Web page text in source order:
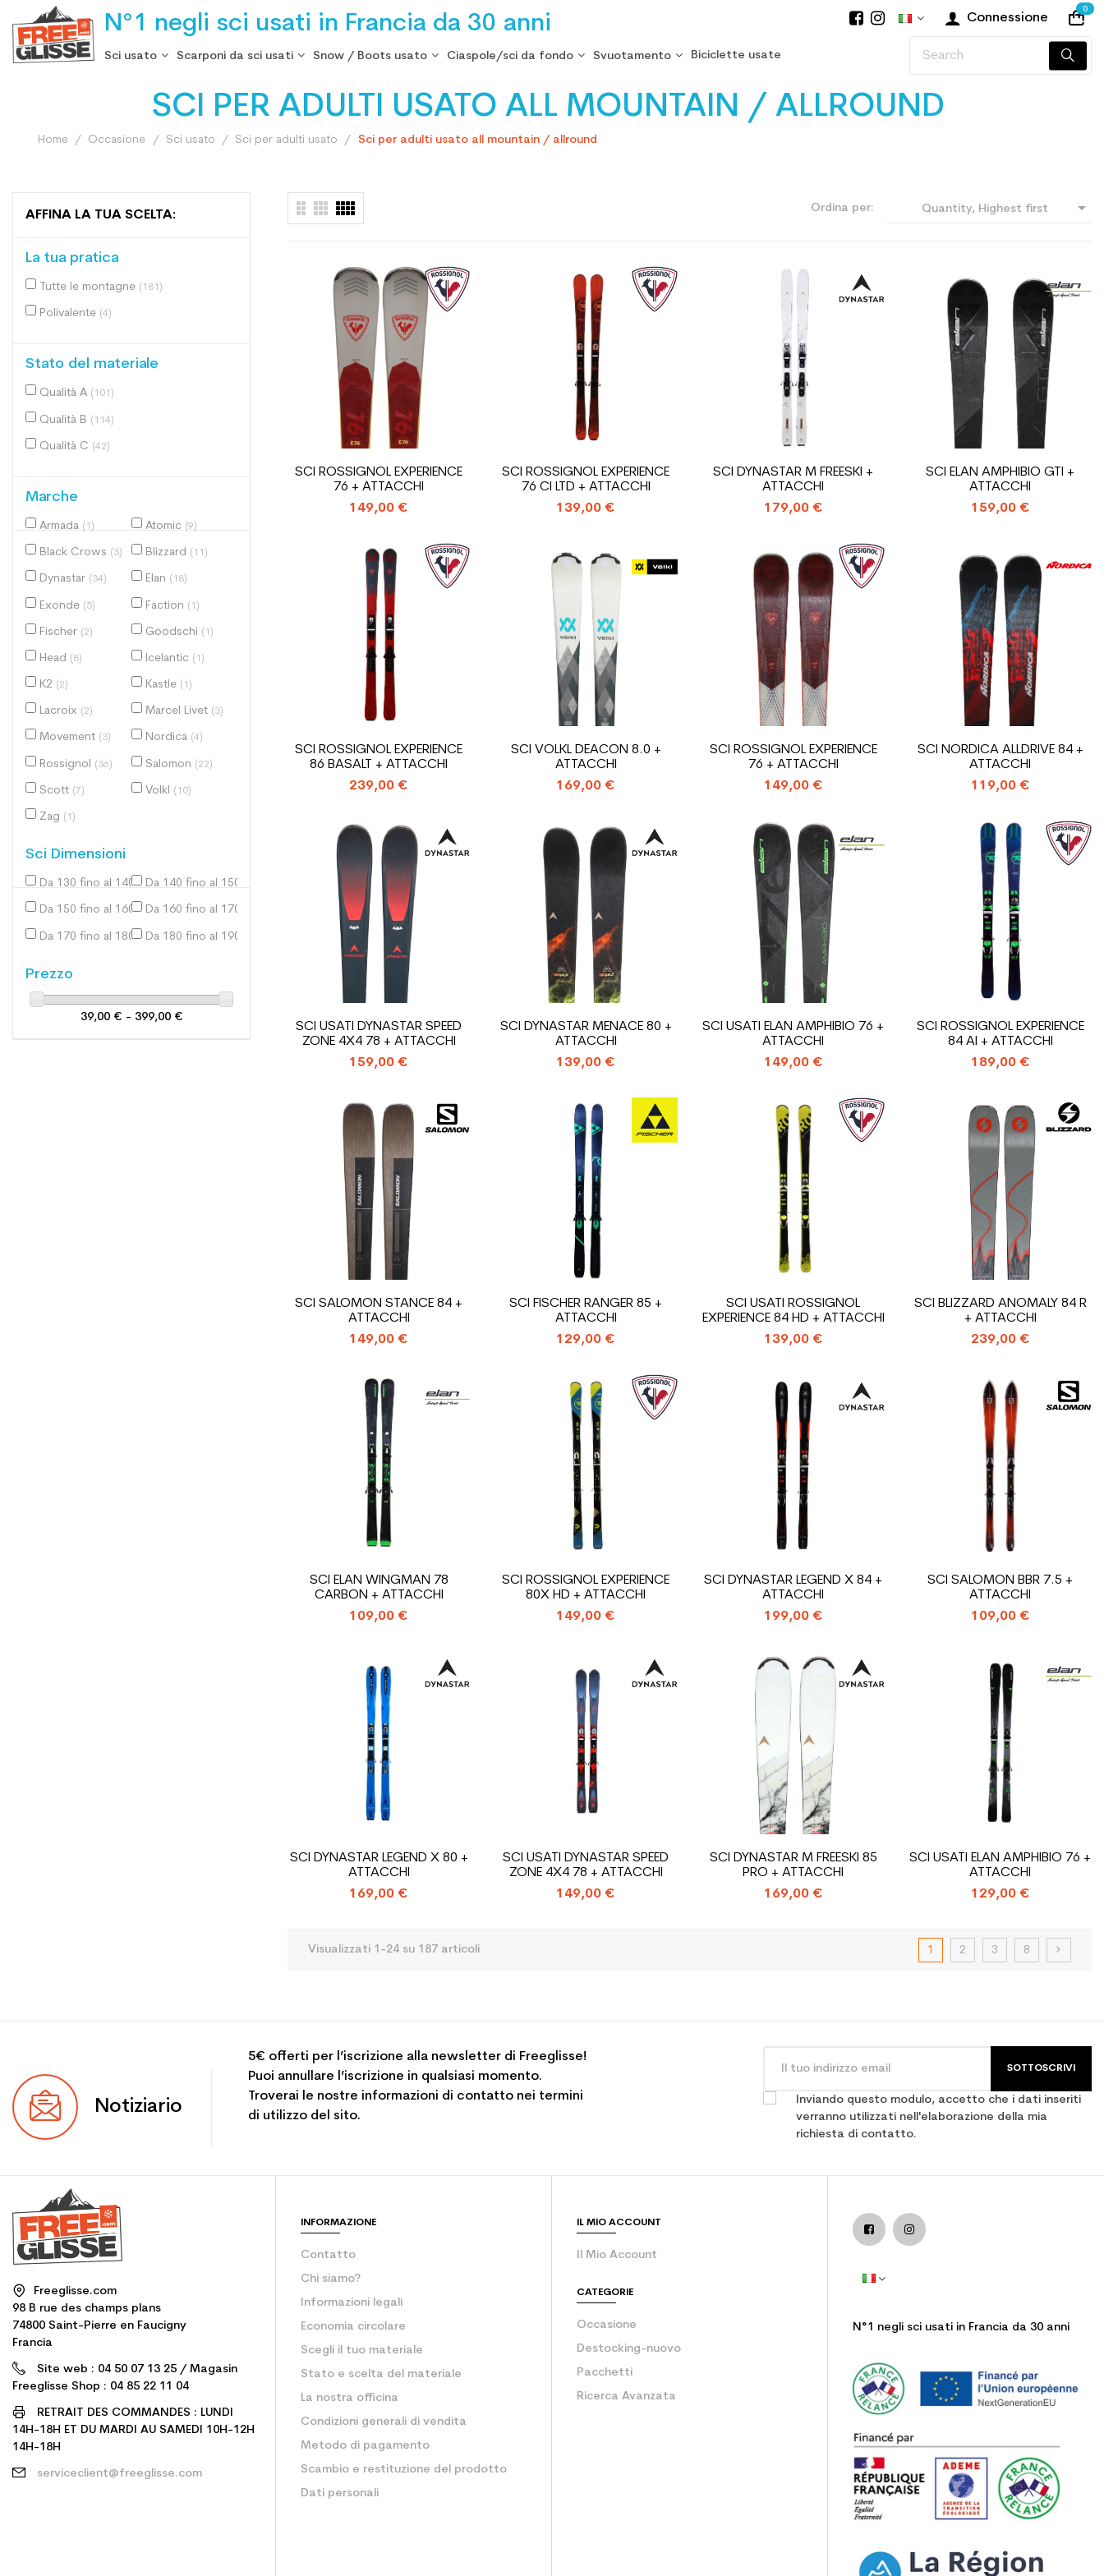
N°1 negli sci usati in Francia da 30 anni Connessione
0
Sci usato Scarponi da sci usati Snow / Boots usato Ciaspole/sci da fondo Svuotamento Biciclette usate
SCI PER ADULTI USATO ALL MOUNTAIN / ALLROUND
Home Occasione Sci usato Sci per adulti usato Sci per adulti usato all mountain / allround
AFFINA LA TUA SCELTA:
La tua pratica
Tutte le montagne (181)
Polivalente (4)
Stato del materiale
Qualità A (101)
Qualità B (114)
Qualità C (42)
Marche
Armada (1) Atomic (9)
Black Crows (3) Blizzard (11)
Dynastar (34) Elan (18)
Exonde (5) Faction (1)
Fischer (2) Goodschi (1)
Head (8) Icelantic (1)
K2 (2) Kastle (1)
Lacroix (2) Marcel Livet (3)
Movement (3) Nordica (4)
Rossignol (36) Salomon (22)
Scott (7) Volkl (10)
Zag (1)
Sci Dimensioni
Da 130 fino al 140 cm(2)
Da 140 fino al 150 cm
Da 150 fino al 160 cm(60)
Da 160 fino al 170 cm
Da 170 fino al 180 cm(112)
Da 180 fino al 190 cm
Prezzo
39,00 € - 399,00 €
Ordina per: Quantity, Highest first 
SCI ROSSIGNOL EXPERIENCE
76 + ATTACCHI
149,00 €
SCI ROSSIGNOL EXPERIENCE
76 CI LTD + ATTACCHI
139,00 €
SCI DYNASTAR M FREESKI +
ATTACCHI
179,00 €
SCI ELAN AMPHIBIO GTI +
ATTACCHI
159,00 €
SCI ROSSIGNOL EXPERIENCE
86 BASALT + ATTACCHI
239,00 €
SCI VOLKL DEACON 8.0 +
ATTACCHI
169,00 €
SCI ROSSIGNOL EXPERIENCE
76 + ATTACCHI
149,00 €
SCI NORDICA ALLDRIVE 84 +
ATTACCHI
119,00 €
SCI USATI DYNASTAR SPEED
ZONE 4X4 78 + ATTACCHI
159,00 €
SCI DYNASTAR MENACE 80 +
ATTACCHI
139,00 €
SCI USATI ELAN AMPHIBIO 76 +
ATTACCHI
149,00 €
SCI ROSSIGNOL EXPERIENCE
84 AI + ATTACCHI
189,00 €
SCI SALOMON STANCE 84 +
ATTACCHI
149,00 €
SCI FISCHER RANGER 85 +
ATTACCHI
129,00 €
SCI USATI ROSSIGNOL
EXPERIENCE 84 HD + ATTACCHI
139,00 €
SCI BLIZZARD ANOMALY 84 R
+ ATTACCHI
239,00 €
SCI ELAN WINGMAN 78
CARBON + ATTACCHI
109,00 €
SCI ROSSIGNOL EXPERIENCE
80X HD + ATTACCHI
149,00 €
SCI DYNASTAR LEGEND X 84 +
ATTACCHI
199,00 €
SCI SALOMON BBR 7.5 +
ATTACCHI
109,00 €
SCI DYNASTAR LEGEND X 80 +
ATTACCHI
169,00 €
SCI USATI DYNASTAR SPEED
ZONE 4X4 78 + ATTACCHI
149,00 €
SCI DYNASTAR M FREESKI 85
PRO + ATTACCHI
169,00 €
SCI USATI ELAN AMPHIBIO 76 +
ATTACCHI
129,00 €
Visualizzati 1-24 su 187 articoli 1 2 3 8
Notiziario
5€ offerti per l’iscrizione alla newsletter di Freeglisse!
Puoi annullare l’iscrizione in qualsiasi momento.
Troverai le nostre informazioni di contatto nei termini
di utilizzo del sito.
SOTTOSCRIVI
Inviando questo modulo, accetto che i dati inseriti
verranno utilizzati nell'elaborazione della mia
richiesta di contatto.
Freeglisse.com
98 B rue des champs plans
74800 Saint-Pierre en Faucigny
Francia
Site web : 04 50 07 13 25 / Magasin
Freeglisse Shop : 04 85 22 11 04
RETRAIT DES COMMANDES : LUNDI
14H-18H ET DU MARDI AU SAMEDI 10H-12H
14H-18H
serviceclient@freeglisse.com
INFORMAZIONE
Contatto
Chi siamo?
Informazioni legali
Economia circolare
Scegli il tuo materiale
Stato e scelta del materiale
La nostra officina
Condizioni generali di vendita
Metodo di pagamento
Scambio e restituzione del prodotto
Dati personali
IL MIO ACCOUNT
Il Mio Account
CATEGORIE
Occasione
Destocking-nuovo
Pacchetti
Ricerca Avanzata
N°1 negli sci usati in Francia da 30 anni